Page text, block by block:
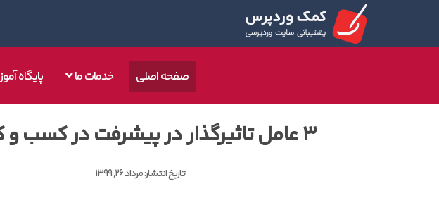
صفحه اصلی خدمات ما پایگاه
۳ عامل تاثیرگذار در پیشرفت در کسب و کار
تاریخ انتشار:مرداد 26, 1399